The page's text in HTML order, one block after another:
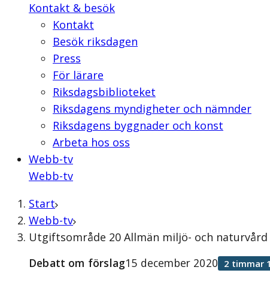
Kontakt & besök
Kontakt
Besök riksdagen
Press
För lärare
Riksdagsbiblioteket
Riksdagens myndigheter och nämnder
Riksdagens byggnader och konst
Arbeta hos oss
Webb-tv
Webb-tv
Start
Webb-tv
Utgiftsområde 20 Allmän miljö- och
Debatt om förslag15 december 2020 2 timmar